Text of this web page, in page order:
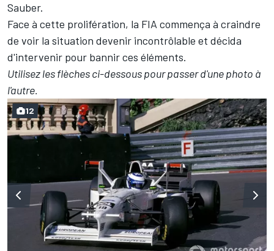
Sauber.
Face à cette prolifération, la FIA commença à craindre
de voir la situation devenir incontrôlable et décida
d'intervenir pour bannir ces éléments.
Utilisez les flèches ci-dessous pour passer d'une photo à
l'autre.
12